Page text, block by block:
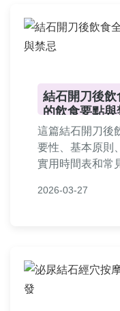
結石開刀後
的飲食要點與
這篇結石開刀後
要性、基本原則
實用時間表和常
基於專業建議和
2026-03-27